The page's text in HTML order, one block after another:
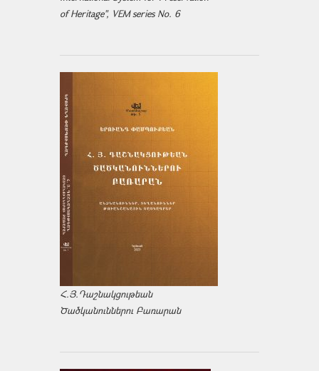
of Heritage", VEM series No. 6
Հ.Յ.Դաշնակցութեան
Ծածկանուններու Բառարան